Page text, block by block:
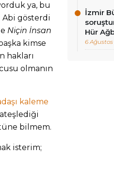
ya, bu
Abi gösterdi
Niçin İnsan
kimse
hakları
olmanın
kaleme
ateşlediği
bilmem.
isterim;
İzmir
Hür
6